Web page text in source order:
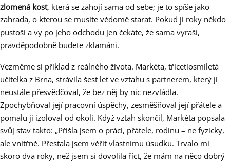
zlomená kost, která se zahojí sama od sebe; je to spíše jako
zahrada, o kterou se musíte vědomě starat. Pokud ji roky někdo
pustoší a vy po jeho odchodu jen čekáte, že sama vyraší,
pravděpodobně budete zklamáni.
Vezměme si příklad z reálného života. Markéta, třicetiosmiletá
učitelka z Brna, strávila šest let ve vztahu s partnerem, který ji
neustále přesvědčoval, že bez něj by nic nezvládla.
Zpochybňoval její pracovní úspěchy, zesměšňoval její přátele a
pomalu ji izoloval od okolí. Když vztah skončil, Markéta popsala
svůj stav takto: „Přišla jsem o práci, přátele, rodinu – ne fyzicky,
ale vnitřně. Přestala jsem věřit vlastnímu úsudku. Trvalo mi
skoro dva roky, než jsem si dovolila říct, že mám na něco dobrý